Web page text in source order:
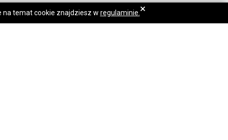
na temat cookie znajdziesz w regulaminie. ×